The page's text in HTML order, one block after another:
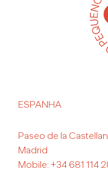
ESPANHA
Paseo de la
Madrid
Mobile: +34 681 114